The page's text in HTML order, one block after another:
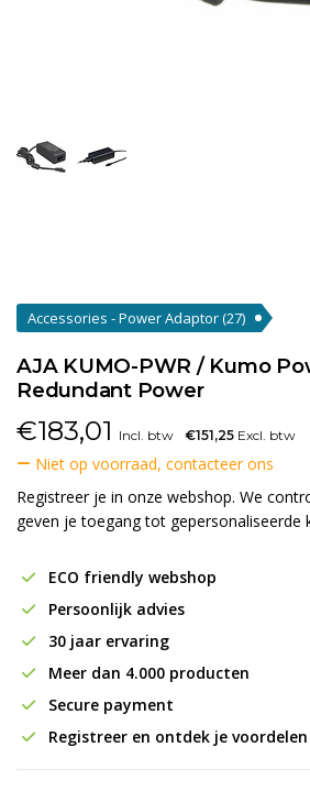
Accessories - Power Adaptor(27)
AJA KUMO-PWR / Kumo
Redundant Power
€183,01 Incl. btw €151,25 Excl. btw
Niet op voorraad, contacteer ons
Registreer je in onze webshop. We
geven je toegang tot gepersonaliseerde
ECO friendly webshop
Persoonlijk advies
30 jaar ervaring
Meer dan 4.000 producten
Secure payment
Registreer en ontdek je voordelen